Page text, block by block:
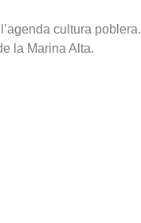
cultura
la Marina Alta.